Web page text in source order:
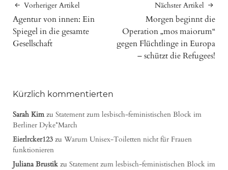
Vorheriger Artikel
Agentur von innen: Ein
Spiegel in die gesamte
Gesellschaft
Nächster Artikel
Morgen beginnt die
Operation „mos maiorum“
gegen Flüchtlinge in Europa
– schützt die Refugees!
Kürzlich kommentierten
Sarah Kimzu Statement zum lesbisch-feministischen Block im
Berliner Dyke*March
Eierlrcker123 zu Warum Unisex-Toiletten nicht für Frauen
funktionieren
Juliana Brustik zu Statement zum lesbisch-feministischen Block im